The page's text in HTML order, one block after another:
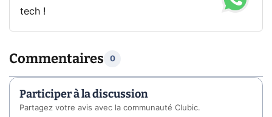
tech !
Commentaires 0
Participer à la discussion
Partagez votre avis avec la communauté Clubic.